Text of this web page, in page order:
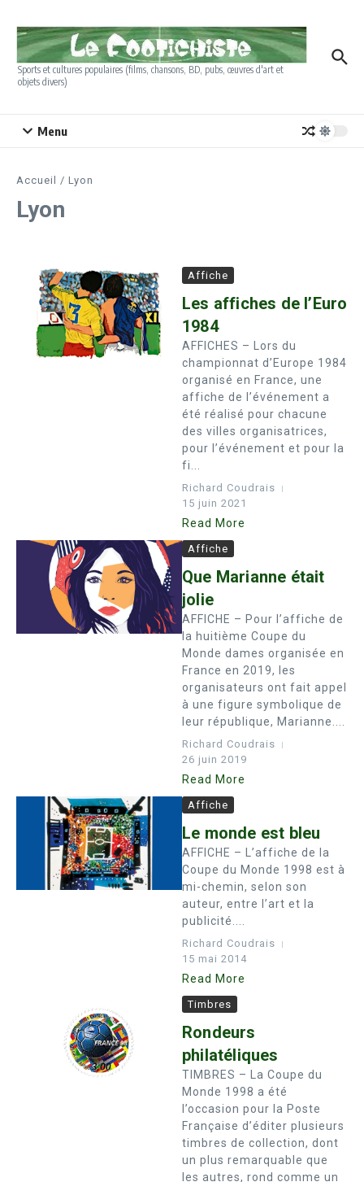
Sports et cultures populaires (films, chansons, BD, pubs, œuvres d'art et
objets divers)
Menu
Accueil / Lyon
Lyon
Affiche
Les affiches de l’Euro
1984
AFFICHES – Lors du
championnat d’Europe 1984
organisé en France, une
affiche de l’événement a
été réalisé pour chacune
des villes organisatrices,
pour l’événement et pour la
fi...
Richard Coudrais
15 juin 2021
Read More
Affiche
Que Marianne était
jolie
AFFICHE – Pour l’affiche de
la huitième Coupe du
Monde dames organisée en
France en 2019, les
organisateurs ont fait appel
à une figure symbolique de
leur république, Marianne....
Richard Coudrais
26 juin 2019
Read More
Affiche
Le monde est bleu
AFFICHE – L’affiche de la
Coupe du Monde 1998 est à
mi-chemin, selon son
auteur, entre l’art et la
publicité....
Richard Coudrais
15 mai 2014
Read More
Timbres
Rondeurs
philatéliques
TIMBRES – La Coupe du
Monde 1998 a été
l’occasion pour la Poste
Française d’éditer plusieurs
timbres de collection, dont
un plus remarquable que
les autres, rond comme un